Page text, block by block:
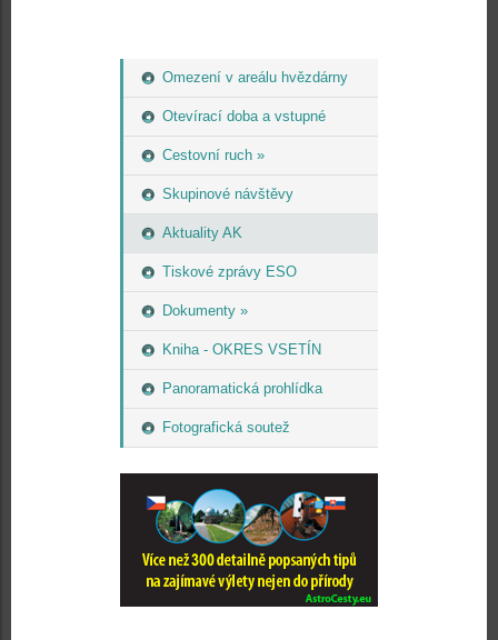
Omezení v areálu hvězdárny
Otevírací doba a vstupné
Cestovní ruch »
Skupinové návštěvy
Aktuality AK
Tiskové zprávy ESO
Dokumenty »
Kniha - OKRES VSETÍN
Panoramatická prohlídka
Fotografická soutež